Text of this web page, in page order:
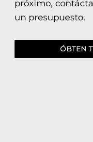
próximo,
un presupuesto.
ÓBTEN